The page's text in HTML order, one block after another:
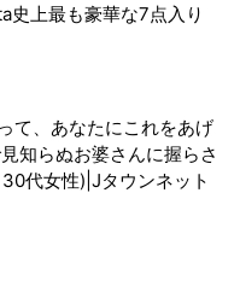
史上最も豪華な7点入り
て、あなたにこれをあげ
知らぬお婆さんに握らさ
代女性)|Jタウンネット